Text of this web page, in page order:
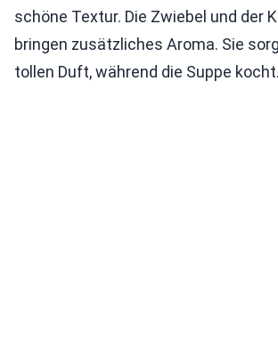
schöne Textur. Die Zwiebel und der
bringen zusätzliches Aroma. Sie
tollen Duft, während die Suppe kocht.